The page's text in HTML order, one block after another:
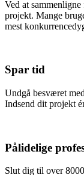
Ved at
projekt. Mange
mest
Spar tid
Undgå besværet
Indsend dit projekt
Pålidelige
Slut dig til over